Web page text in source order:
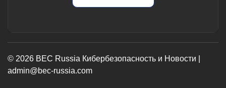
© 2026 BEC Russia Кибербезопасность и Новости |
admin@bec-russia.com